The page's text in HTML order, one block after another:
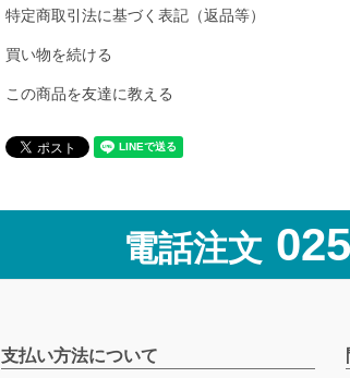
特定商取引法に基づく表記（返品等）
買い物を続ける
この商品を友達に教える
電話注文
支払い方法について